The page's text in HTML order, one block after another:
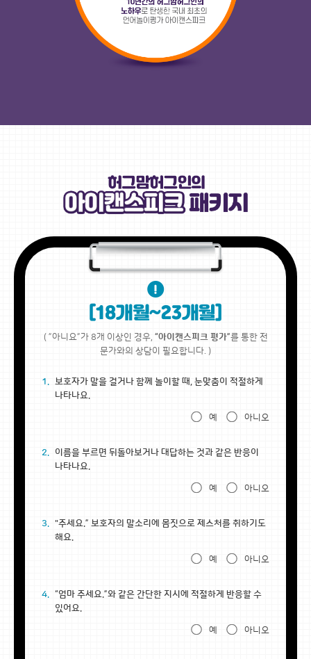
( ”아니요”가 8개 이상인 경우, “아이캔스피크 평가”를 통한 전
문가와의 상담이 필요합니다. )
1.
보호자가 말을 걸거나 함께 놀이할 때, 눈맞춤이 적절하게
나타나요.
예 아니오
2.
이름을 부르면 뒤돌아보거나 대답하는 것과 같은 반응이
나타나요.
예 아니오
3.
"주세요.” 보호자의 말소리에 몸짓으로 제스처를 취하기도
해요.
예 아니오
4.
“엄마 주세요.”와 같은 간단한 지시에 적절하게 반응할 수
있어요.
예 아니오